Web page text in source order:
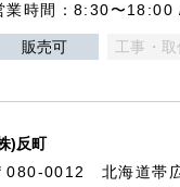
業時間：8:30〜18:00
販売可 工事・取
)反町
080-0012 北海道帯